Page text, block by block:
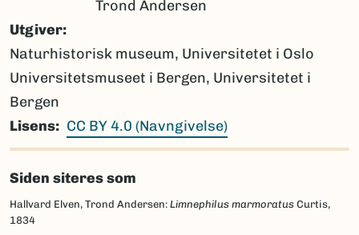
Trond Andersen
Utgiver
Naturhistorisk museum, Universitetet i Oslo
Universitetsmuseet i Bergen, Universitetet i
Bergen
Lisens
CC BY 4.0 (Navngivelse)
Siden siteres som
Hallvard Elven, Trond Andersen: Limnephilus marmoratus Curtis,
1834